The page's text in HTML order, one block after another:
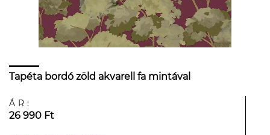
Tapéta bordó zöld akvarell fa mintával
ÁR:
26 990 Ft